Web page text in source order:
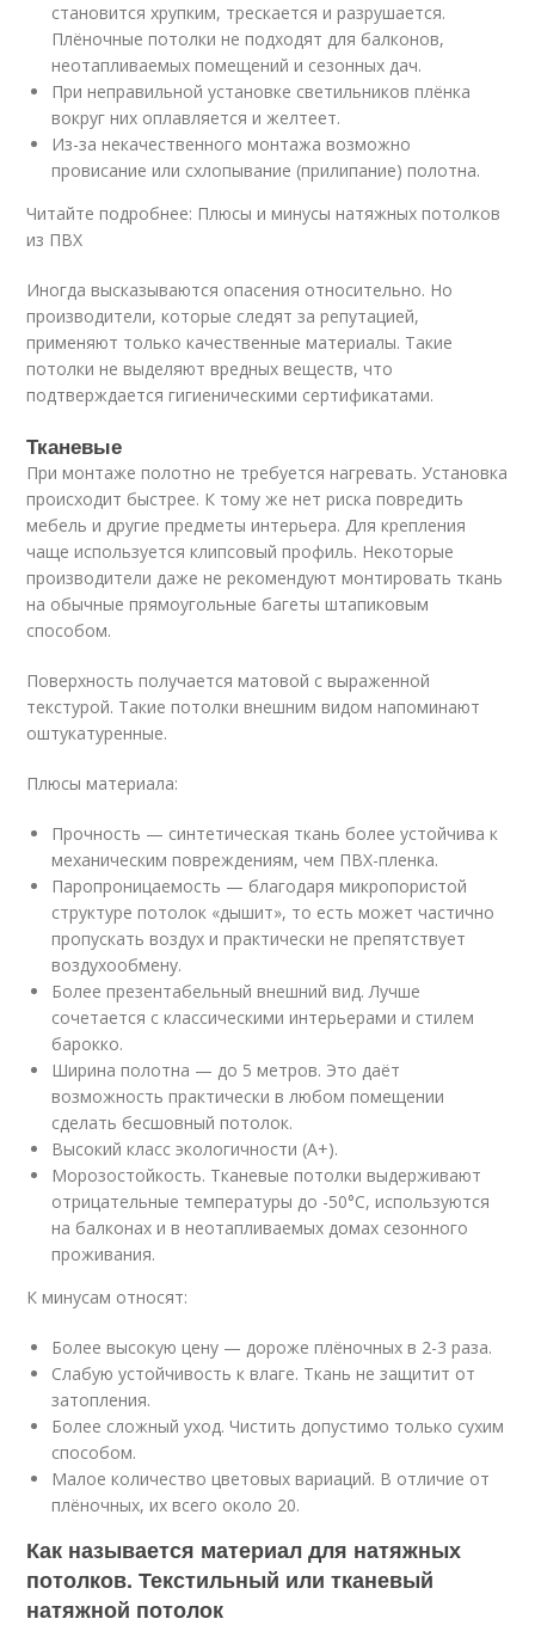
становится хрупким, трескается и разрушается.
Плёночные потолки не подходят для балконов,
неотапливаемых помещений и сезонных дач.
При неправильной установке светильников плёнка
вокруг них оплавляется и желтеет.
Из-за некачественного монтажа возможно
провисание или схлопывание (прилипание) полотна.
Читайте подробнее: Плюсы и минусы натяжных потолков
из ПВХ
Иногда высказываются опасения относительно. Но
производители, которые следят за репутацией,
применяют только качественные материалы. Такие
потолки не выделяют вредных веществ, что
подтверждается гигиеническими сертификатами.
Тканевые
При монтаже полотно не требуется нагревать. Установка
происходит быстрее. К тому же нет риска повредить
мебель и другие предметы интерьера. Для крепления
чаще используется клипсовый профиль. Некоторые
производители даже не рекомендуют монтировать ткань
на обычные прямоугольные багеты штапиковым
способом.
Поверхность получается матовой с выраженной
текстурой. Такие потолки внешним видом напоминают
оштукатуренные.
Плюсы материала:
Прочность — синтетическая ткань более устойчива к
механическим повреждениям, чем ПВХ-пленка.
Паропроницаемость — благодаря микропористой
структуре потолок «дышит», то есть может частично
пропускать воздух и практически не препятствует
воздухообмену.
Более презентабельный внешний вид. Лучше
сочетается с классическими интерьерами и стилем
барокко.
Ширина полотна — до 5 метров. Это даёт
возможность практически в любом помещении
сделать бесшовный потолок.
Высокий класс экологичности (А+).
Морозостойкость. Тканевые потолки выдерживают
отрицательные температуры до -50°C, используются
на балконах и в неотапливаемых домах сезонного
проживания.
К минусам относят:
Более высокую цену — дороже плёночных в 2-3 раза.
Слабую устойчивость к влаге. Ткань не защитит от
затопления.
Более сложный уход. Чистить допустимо только сухим
способом.
Малое количество цветовых вариаций. В отличие от
плёночных, их всего около 20.
Как называется материал для натяжных
потолков. Текстильный или тканевый
натяжной потолок